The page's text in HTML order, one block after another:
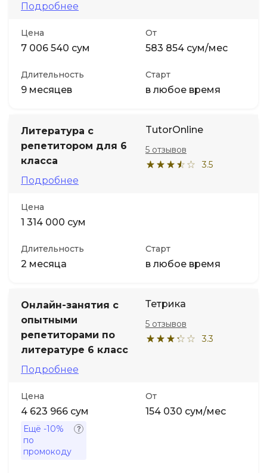
Подробнее
Цена
7 006 540 сум
От
583 854 сум/мес
Длительность
9 месяцев
Старт
в любое время
Литература с
репетитором для 6
класса
Подробнее
TutorOnline
3.5
5 отзывов
Цена
1 314 000 сум
Длительность
2 месяца
Старт
в любое время
Онлайн-занятия с
опытными
репетиторами по
литературе 6 класс
Подробнее
Тетрика
3.3
5 отзывов
Цена
4 623 966 сум
Ещё -10%
по
промокоду
От
154 030 сум/мес